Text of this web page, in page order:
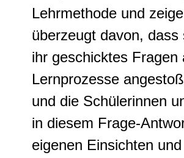
Lehrmethode und
überzeugt davon, dass
ihr geschicktes Fragen
Lernprozesse
und die Schülerinnen
in diesem Frage-
eigenen Einsichten und